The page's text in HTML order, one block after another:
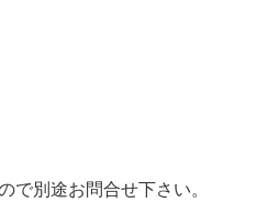
で別途お問合せ下さい。